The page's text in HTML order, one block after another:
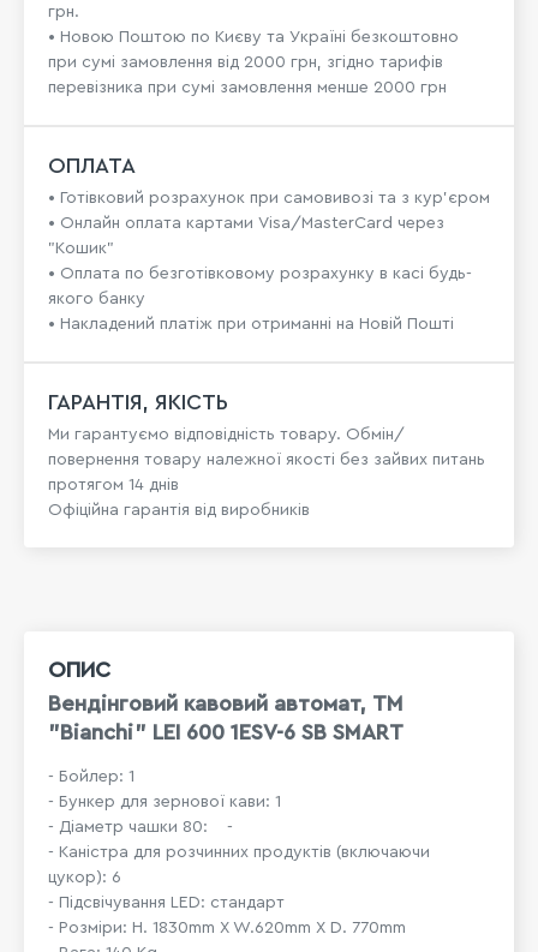
грн.
• Новою Поштою по Києву та Україні безкоштовно
при сумі замовлення від 2000 грн, згідно тарифів
перевізника при сумі замовлення менше 2000 грн
ОПЛАТА
• Готівковий розрахунок при самовивозі та з кур’єром
• Онлайн оплата картами Visa/MasterCard через
"Кошик"
• Оплата по безготівковому розрахунку в касі будь-
якого банку
• Накладений платіж при отриманні на Новій Пошті
ГАРАНТІЯ, ЯКІСТЬ
Ми гарантуємо відповідність товару. Обмін/
повернення товару належної якості без зайвих питань
протягом 14 днів
Офіційна гарантія від виробників
ОПИС
Вендінговий кавовий автомат, ТМ
"Bianchi" LEI 600 1ESV-6 SB SMART
- Бойлер: 1
- Бункер для зернової кави: 1
- Діаметр чашки 80: -
- Каністра для розчинних продуктів (включаючи
цукор): 6
- Підсвічування LED: стандарт
- Розміри: H. 1830mm X W.620mm X D. 770mm